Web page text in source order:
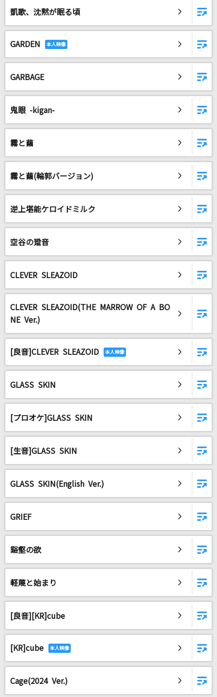
凱歌、沈黙が眠る頃
GARDEN
GARBAGE
鬼眼 -kigan-
霧と繭
霧と繭(輪郭バージョン)
逆上堪能ケロイドミルク
空谷の跫音
CLEVER SLEAZOID
CLEVER SLEAZOID(THE MARROW OF A BO
NE Ver.)
[良音]CLEVER SLEAZOID
GLASS SKIN
[プロオケ]GLASS SKIN
[生音]GLASS SKIN
GLASS SKIN(English Ver.)
GRIEF
谿壑の欲
軽蔑と始まり
[良音][KR]cube
[KR]cube
Cage(2024 Ver.)